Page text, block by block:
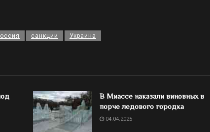
санкции Украина
В Миассе наказали виновных в
порче ледового городка
04.04.2025